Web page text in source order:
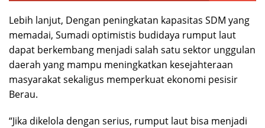
Lebih lanjut, Dengan peningkatan kapasitas SDM yang
memadai, Sumadi optimistis budidaya rumput laut
dapat berkembang menjadi salah satu sektor unggulan
daerah yang mampu meningkatkan kesejahteraan
masyarakat sekaligus memperkuat ekonomi pesisir
Berau.
“Jika dikelola dengan serius, rumput laut bisa menjadi